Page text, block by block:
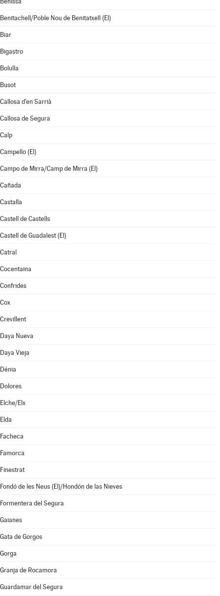
Benitachell/Poble Nou de Benitatxell (El)
Biar
Bigastro
Bolulla
Busot
Callosa d'en Sarrià
Callosa de Segura
Calp
Campello (El)
Campo de Mirra/Camp de Mirra (El)
Cañada
Castalla
Castell de Castells
Castell de Guadalest (El)
Catral
Cocentaina
Confrides
Cox
Crevillent
Daya Nueva
Daya Vieja
Dénia
Dolores
Elche/Elx
Elda
Facheca
Famorca
Finestrat
Fondó de les Neus (El)/Hondón de las Nieves
Formentera del Segura
Gaianes
Gata de Gorgos
Gorga
Granja de Rocamora
Guardamar del Segura